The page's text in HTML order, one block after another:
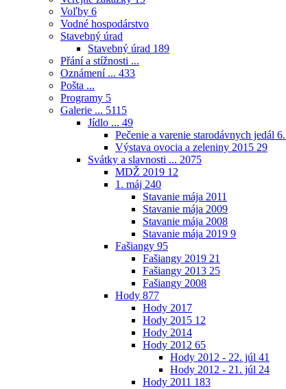
Voľby 6
Vodné hospodárstvo
Stavebný úrad
Stavebný úrad 189
Přání a stížnosti ...
Oznámení ... 433
Pošta ...
Programy 5
Galerie ... 5115
Jídlo ... 49
Pečenie a varenie starodávnych jedál
Výstava ovocia a zeleniny 2015 29
Svátky a slavnosti ... 2075
MDŽ 2019 12
1. máj 240
Stavanie mája 2011
Stavanie mája 2009
Stavanie mája 2008
Stavanie mája 2019 9
Fašiangy 95
Fašiangy 2019 21
Fašiangy 2013 25
Fašiangy 2008
Hody 877
Hody 2017
Hody 2015 12
Hody 2014
Hody 2012 65
Hody 2012 - 22. júl 41
Hody 2012 - 21. júl 24
Hody 2011 183